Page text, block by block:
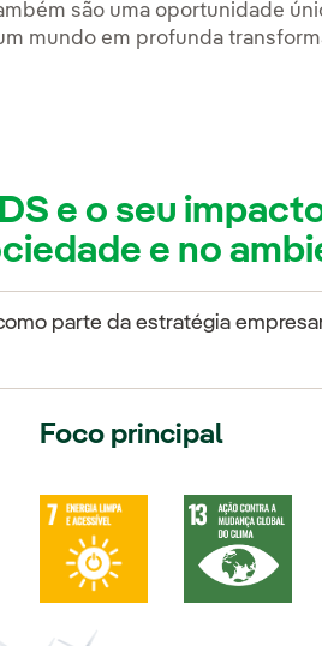
são uma oportunidade
mundo em profunda
e o seu
e no
parte da estratégia
Foco principal